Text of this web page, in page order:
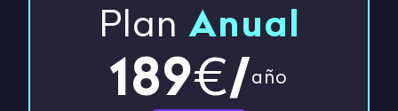
Plan Anual
189€/año